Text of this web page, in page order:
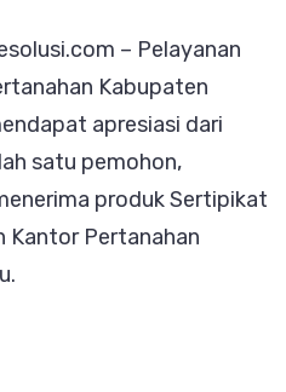
Kantor
– Pelayanan
Kabupaten
apresiasi dari
satu pemohon,
produk Sertipikat
Kantor Pertanahan